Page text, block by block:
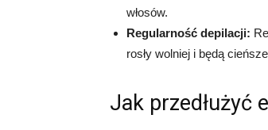
włosów.
Regularność depilacji:
rosły wolniej i będą
Jak przedłużyć